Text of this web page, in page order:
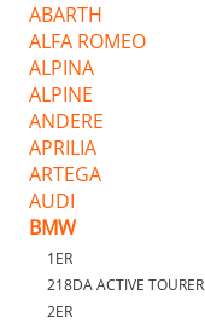
ABARTH
ALFA ROMEO
ALPINA
ALPINE
ANDERE
APRILIA
ARTEGA
AUDI
BMW
1ER
218DA ACTIVE TOURER
2ER